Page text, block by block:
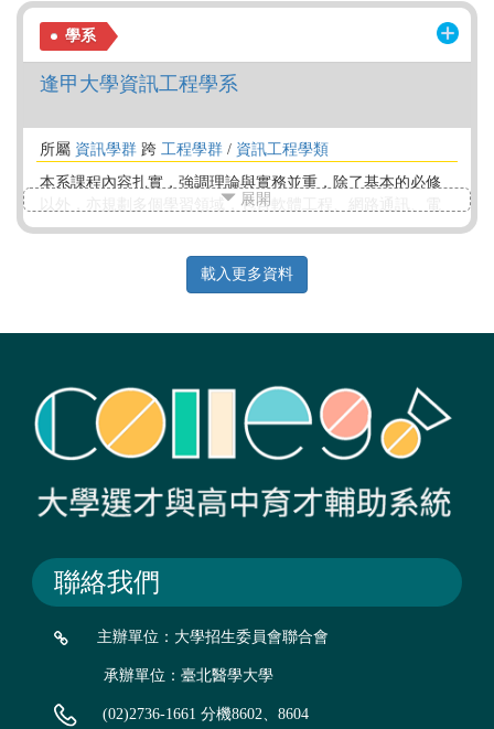
除本系課程外，學生亦有雙主修、修習輔系或學程(如華語教
師學分學程、社會傳播學分學程)、第二主修、輔修等多種選
擇。
學系
逢甲大學資訊工程學系
所屬 資訊學群 跨 工程學群 / 資訊工程學類
本系課程內容扎實，強調理論與實務並重，除了基本的必修
以外，亦規劃多個學習領域，包含軟體工程、網路通訊、電
腦系統、人工智慧、資訊安全等。學生在大三下時需進行專
士學位後可繼續升學到碩士班從事研究，或是到產業界工
作。本系為了讓學生提早做準備，大四的課程安排較少，讓
與本系簽約產業的實習課程。
展開
載入更多資料
聯絡我們
主辦單位：大學招生委員會聯合會
承辦單位：臺北醫學大學
(02)2736-1661 分機8602、8604